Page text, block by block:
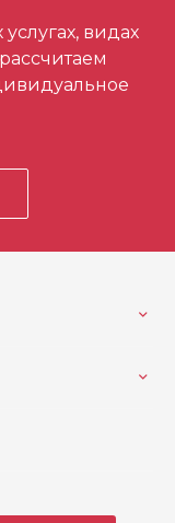
стать
видах